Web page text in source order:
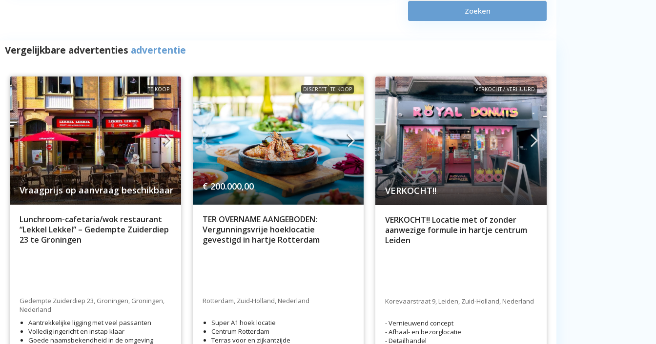
Zoeken
Vergelijkbare advertenties advertentie
TE KOOP
Vraagprijs op aanvraag beschikbaar
Lunchroom-cafetaria/wok restaurant
“Lekkel Lekkel” – Gedempte Zuiderdiep
23 te Groningen
Gedempte Zuiderdiep 23, Groningen, Groningen,
Nederland
Aantrekkelijke ligging met veel passanten
Volledig ingericht en instap klaar
Goede naamsbekendheid in de omgeving
DISCREET TE KOOP
€ 200.000,00
TER OVERNAME AANGEBODEN:
Vergunningsvrije hoeklocatie
gevestigd in hartje Rotterdam
Rotterdam, Zuid-Holland, Nederland
Super A1 hoek locatie
Centrum Rotterdam
Terras voor en zijkantzijde
VERKOCHT / VERHUURD
VERKOCHT!!
VERKOCHT!! Locatie met of zonder
aanwezige formule in hartje centrum
Leiden
Korevaarstraat 9, Leiden, Zuid-Holland, Nederland
- Vernieuwend concept
- Afhaal- en bezorglocatie
- Detailhandel